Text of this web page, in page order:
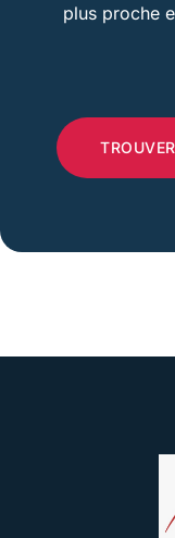
plus proche